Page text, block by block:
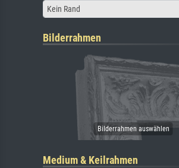
Kein Rand
Bilderrahmen
Medium & Keilrahmen